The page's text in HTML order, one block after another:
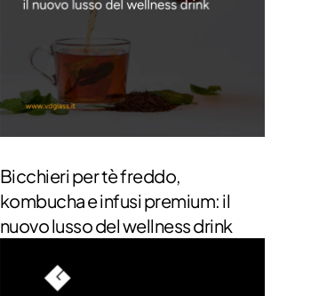
Bicchieri per tè freddo,
kombucha e infusi premium: il
nuovo lusso del wellness drink